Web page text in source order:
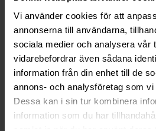
Vi använder cookies för att
annonserna till användarna,
sociala medier och analysera vår
vidarebefordrar även sådana
information från din enhet till de
annons- och analysföretag som
Dessa kan i sin tur kombinera
information som du har
Tisdag, Torsdag kl08-20
Sommaröppet juni-juli
Måndag – Fredag kl 08-16
Veterinär rådfrågning
Telefontid måndagar kl08-10 och
Rådgivning kan gärna göras via
mail
info@fjallveterinaren.se